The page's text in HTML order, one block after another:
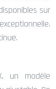
sur
un modèle